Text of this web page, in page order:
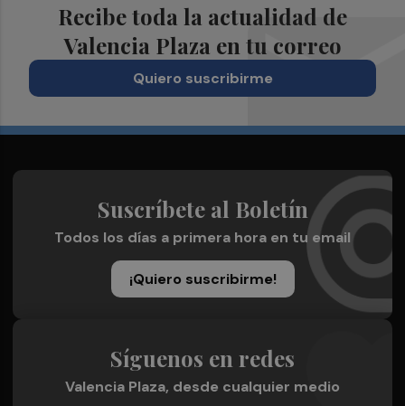
Recibe toda la actualidad de
Valencia Plaza en tu correo
Quiero suscribirme
Suscríbete al Boletín
Todos los días a primera hora en tu email
¡Quiero suscribirme!
Síguenos en redes
Valencia Plaza, desde cualquier medio